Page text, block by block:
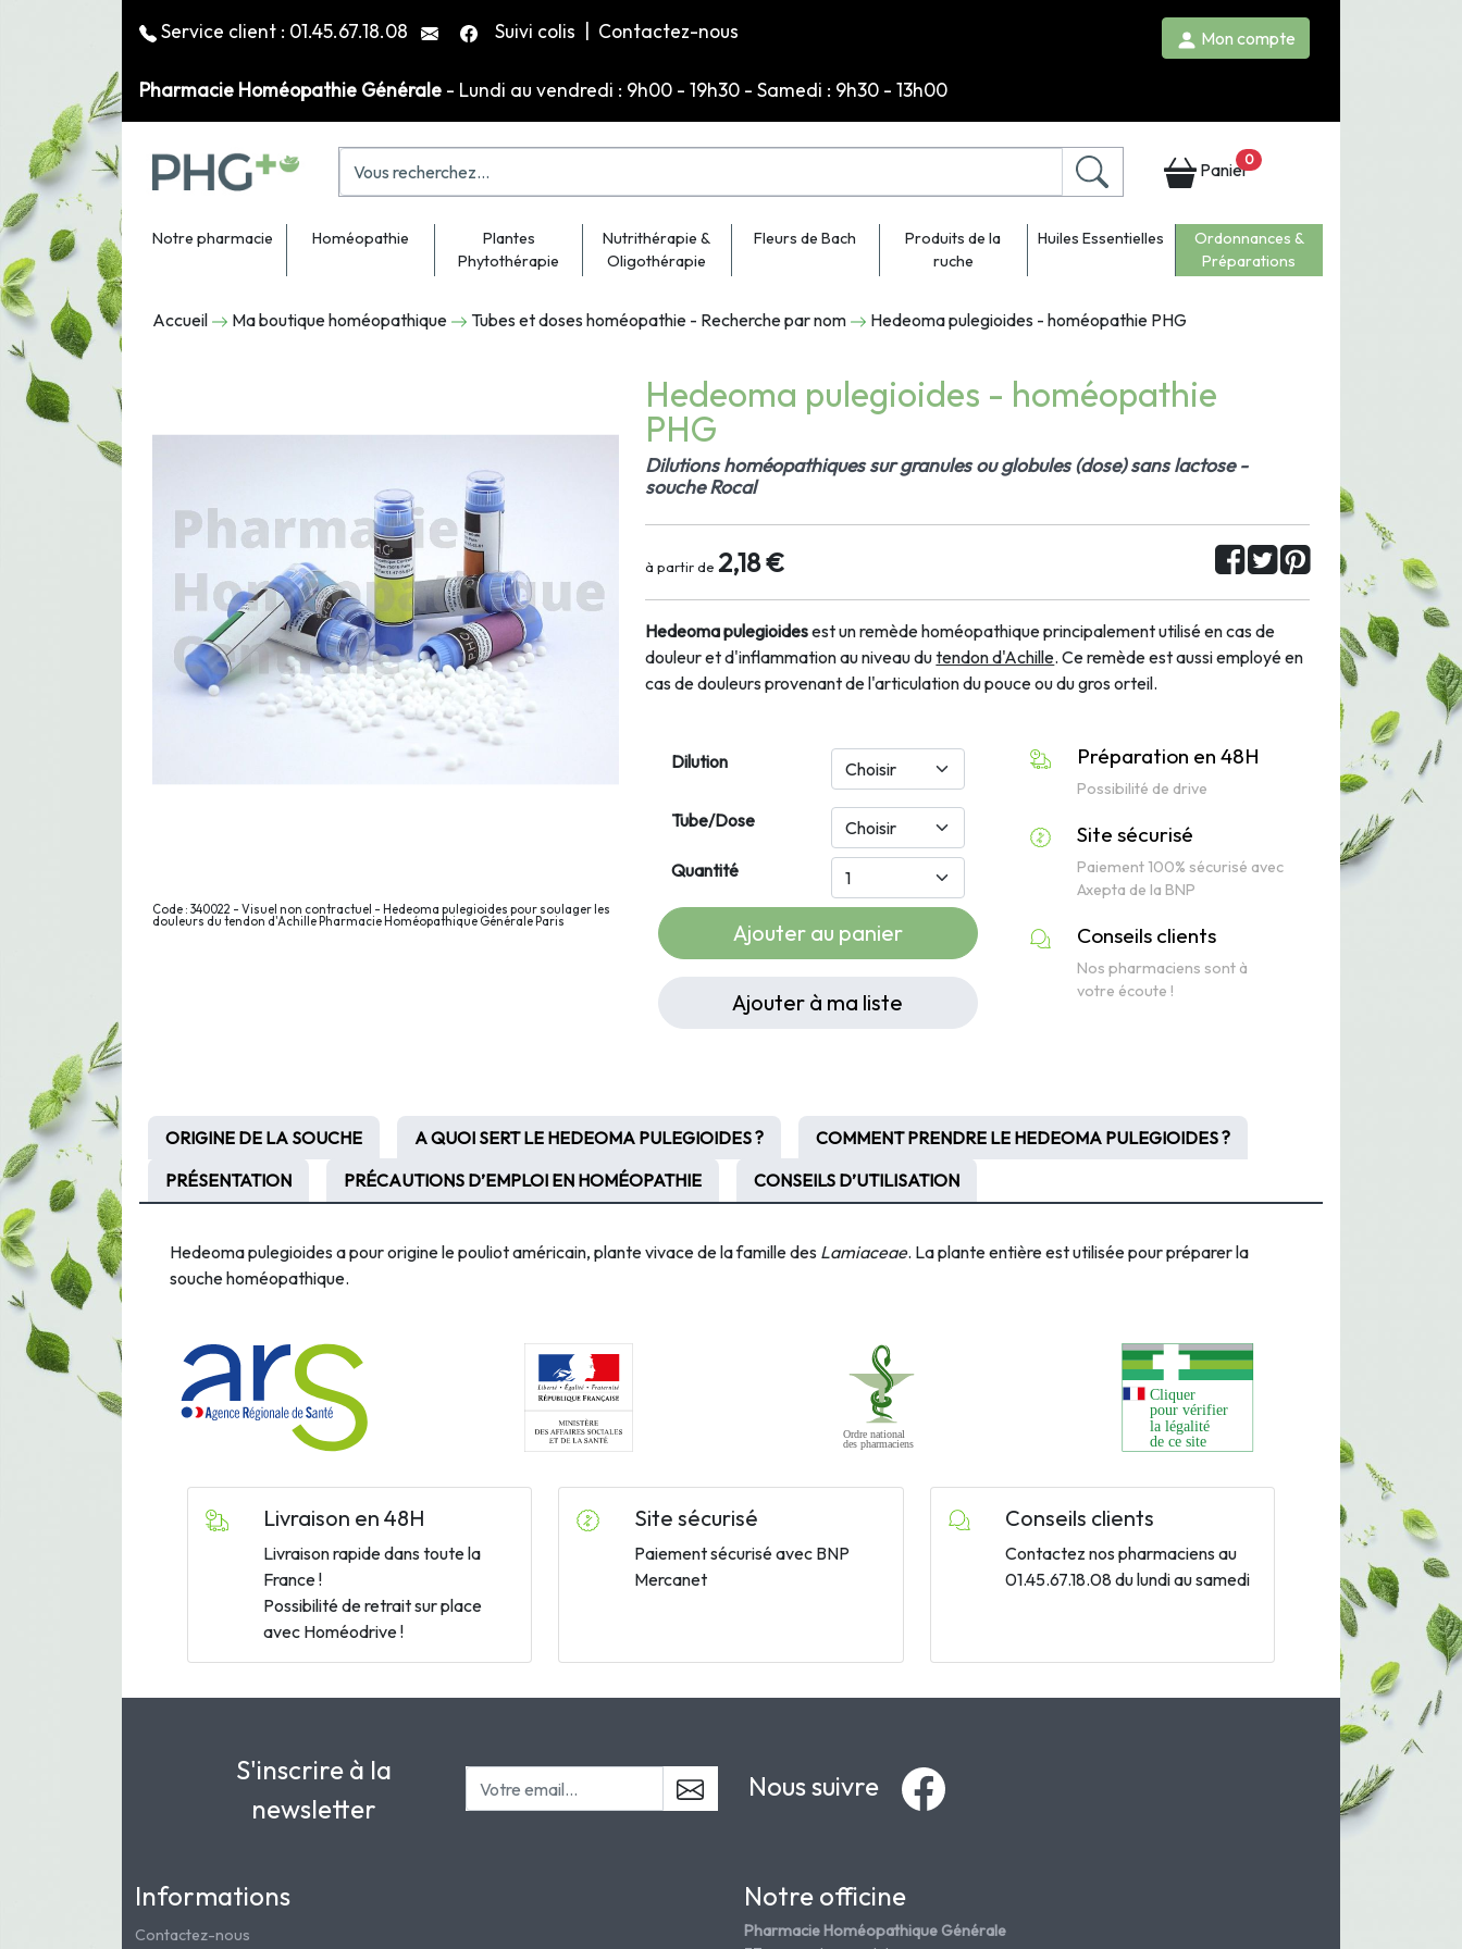
Service client : 01.45.67.18.08 Suivi colis Contactez-nous Mon compte
Pharmacie Homéopathie Générale - Lundi au vendredi : 9h00 - 19h30 - Samedi : 9h30 - 13h00
Panier0
Notre pharmacie Homéopathie
Plantes
Phytothérapie
Nutrithérapie &
Oligothérapie
Fleurs de Bach
Produits de la
ruche
Huiles Essentielles
Ordonnances &
Préparations
Accueil Ma boutique homéopathique Tubes et doses homéopathie - Recherche par nom Hedeoma pulegioides - homéopathie PHG
Code : 340022 - Visuel non contractuel - Hedeoma pulegioides pour soulager les
douleurs du tendon d'Achille Pharmacie Homéopathique Générale Paris
Hedeoma pulegioides - homéopathie
PHG
Dilutions homéopathiques sur granules ou globules (dose) sans lactose -
souche Rocal
à partir de2,18 €
Hedeoma pulegioidesest un remède homéopathique principalement utilisé en cas de
douleur et d'inflammation au niveau dutendon d'Achille. Ce remède est aussi employé en
cas de douleurs provenant de l'articulation du pouce ou du gros orteil.
Dilution
Tube/Dose
Quantité
Ajouter au panier
Ajouter à ma liste
Préparation en 48H
Possibilité de drive
Site sécurisé
Paiement 100% sécurisé avec
Axepta de la BNP
Conseils clients
Nos pharmaciens sont à
votre écoute !
ORIGINE DE LA SOUCHE A QUOI SERT LE HEDEOMA PULEGIOIDES ?
COMMENT PRENDRE LE HEDEOMA PULEGIOIDES ?
PRÉSENTATION
PRÉCAUTIONS D’EMPLOI EN HOMÉOPATHIE CONSEILS D’UTILISATION
Hedeoma pulegioides a pour origine le pouliot américain, plante vivace de la famille des Lamiaceae. La plante entière est utilisée pour préparer la
souche homéopathique.
Livraison en 48H
Livraison rapide dans toute la
France !
Possibilité de retrait sur place
avec Homéodrive !
Site sécurisé
Paiement sécurisé avec BNP
Mercanet
Conseils clients
Contactez nos pharmaciens au
01.45.67.18.08 du lundi au samedi
S'inscrire à la
newsletter
Nous suivre
Informations
Contactez-nous
Notre officine
Pharmacie Homéopathique Générale